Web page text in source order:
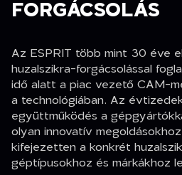
FORGÁCSOLÁS
Az ESPRIT több mint 30 éve
huzalszikra-forgácsolással
idő alatt a piac vezető CAM-
a technológiában. Az
együttműködés a
olyan innovatív
kifejezetten a konkrét
géptípusokhoz és márkákhoz